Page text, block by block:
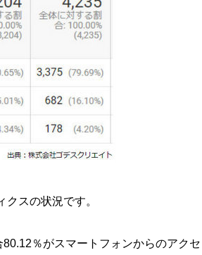
スの状況です。
％がスマートフォンからのアクセ